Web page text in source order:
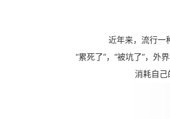
近年来，流行一
“累死了”，“被坑了”， 外
消耗自己